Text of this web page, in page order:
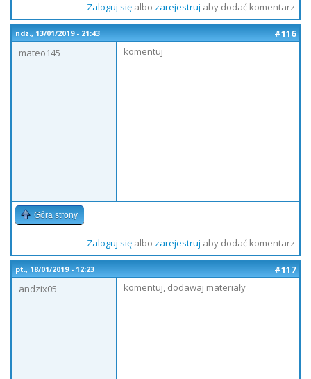
Zaloguj sięalbo zarejestruj aby dodać komentarz
ndz., 13/01/2019 - 21:43
#116
mateo145
komentuj
Góra strony
Zaloguj sięalbo zarejestruj aby dodać komentarz
pt., 18/01/2019 - 12:23
#117
andzix05
komentuj, dodawaj materiały